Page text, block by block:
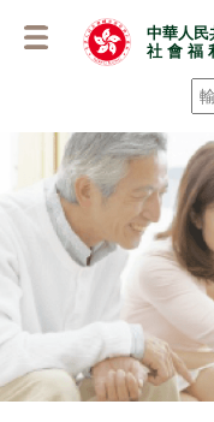
中華人民
社 會 福